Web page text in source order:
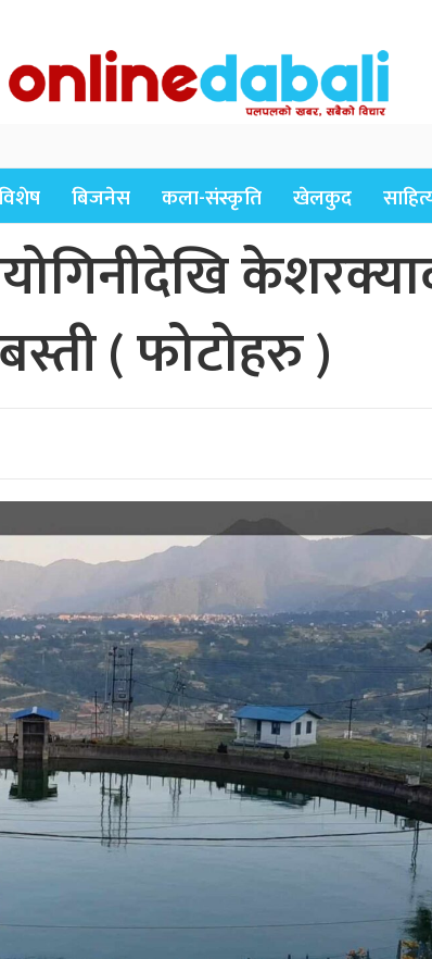
बिजनेस कला-संस्कृति खेलकुद
( फोटोहरु )